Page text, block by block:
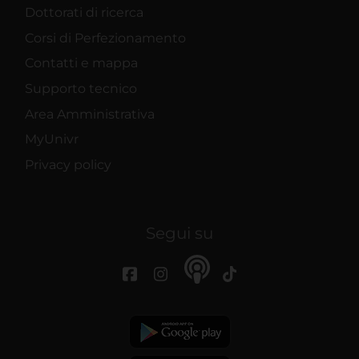
Dottorati di ricerca
Corsi di Perfezionamento
Contatti e mappa
Supporto tecnico
Area Amministrativa
MyUnivr
Privacy policy
Segui su